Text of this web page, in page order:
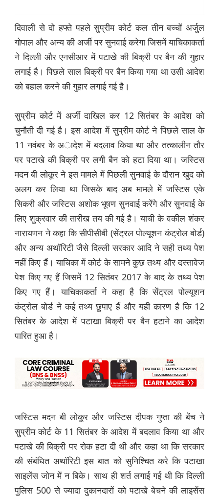
दिवाली से दो हफ्ते पहले सुप्रीम कोर्ट कल तीन बच्चों अर्जुल
गोपाल और अन्य की अर्जी पर सुनवाई करेगा जिसमें याचिकाकर्ता
ने दिल्ली और एनसीआर में पटाखे की बिक्री पर बैन की गुहार
लगाई है। पिछले साल बिक्री पर बैन किया गया था उसी आदेश
को बहाल करने की गुहार लगाई गई है।
सुप्रीम कोर्ट में अर्जी दाखिल कर 12 सितंबर के आदेश को
चुनौती दी गई है। इस आदेश में सुप्रीम कोर्ट ने पिछले साल के
11 नवंबर के अादेश में बदलाव किया था और तत्कालीन तौर
पर पटाखे की बिक्री पर लगी बैन को हटा दिया था। जस्टिस
मदन बी लोकूर ने इस मामले में पिछली सुनवाई के दौरान खुद को
अलग कर लिया था जिसके बाद अब मामले में जस्टिस एके
सिकरी और जस्टिस अशोक भूषण सुनवाई करेंगे और सुनवाई के
लिए शुक्रवार की तारीख तय की गई है। याची के वकील शंकर
नारायणन ने कहा कि सीपीसीबी (सेंट्रल पोल्यूशन कंट्रोल बोर्ड)
और अन्य अथॉरिटी जैसे दिल्ली सरकार आदि ने सही तथ्य पेश
नहीं किए हैं। याचिका में कोर्ट के सामने कुछ तथ्य और दस्तावेज
पेश किए गए हैं जिसमें 12 सितंबर 2017 के बाद के तथ्य पेश
किए गए हैं। याचिकाकर्ता ने कहा है कि सेंट्रल पोल्यूशन
कंट्रोल बोर्ड ने कई तथ्य छुपाए हैं और यही कारण है कि 12
सितंबर के आदेश में पटाखा बिक्री पर बैन हटाने का आदेश
पारित हुआ है।
जस्टिस मदन बी लोकूर और जस्टिस दीपक गुप्ता की बेंच ने
सुप्रीम कोर्ट के 11 सितंबर के आदेश में बदलाव किया था और
पटाखे की बिक्री पर रोक हटा दी थी और कहा था कि सरकार
की संबंधित अथॉरिटी इस बात को सुनिश्चित करे कि पटाखा
साइलेंस जोन में न बिके। साथ ही शर्त लगाई गई थी कि दिल्ली
पुलिस 500 से ज्यादा दुकानदारों को पटाखे बेचने की लाइसेंस